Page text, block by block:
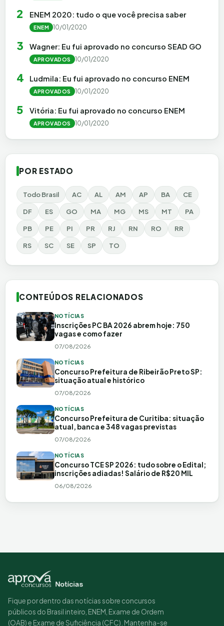
2 ENEM 2020: tudo o que você precisa saber
ENEM 10/01/2020
3 Wagner: Eu fui aprovado no concurso SEAD GO
APROVADOS 10/01/2020
4 Ludmila: Eu fui aprovado no concurso ENEM
APROVADOS 10/01/2020
5 Vitória: Eu fui aprovado no concurso ENEM
APROVADOS 10/01/2020
POR ESTADO
Todo Brasil AC AL AM AP BA CE
DF ES GO MA MG MS MT PA
PB PE PI PR RJ RN RO RR
RS SC SE SP TO
CONTEÚDOS RELACIONADOS
NOTÍCIAS
Inscrições PC BA 2026 abrem hoje: 750
vagas e como fazer
07/08/2026
NOTÍCIAS
Concurso Prefeitura de Ribeirão Preto SP:
situação atual e histórico
07/08/2026
NOTÍCIAS
Concurso Prefeitura de Curitiba: situação
atual, banca e 348 vagas previstas
07/08/2026
NOTÍCIAS
Concurso TCE SP 2026: tudo sobre o Edital;
inscrições adiadas! Salário de R$20 MIL
06/08/2026
Fique por dentro das notícias sobre concursos
públicos do Brasil inteiro, ENEM, Exame de Ordem
(OAB) e Exame de Suficiência (CFC). Mantenha-se